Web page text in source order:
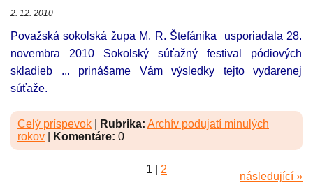
2. 12. 2010
Považská sokolská župa M. R. Štefánika usporiadala 28.
novembra 2010 Sokolský súťažný festival pódiových
skladieb ... prinášame Vám výsledky tejto vydarenej
súťaže.
Celý príspevok Rubrika: Archív podujatí minulých
rokov
Komentáre: 0
1 2
následující »